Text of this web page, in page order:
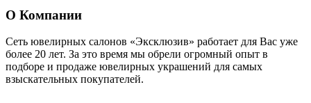
О Компании
Сеть ювелирных салонов «Эксклюзив» работает для Вас уже
более 20 лет. За это время мы обрели огромный опыт в
подборе и продаже ювелирных украшений для самых
взыскательных покупателей.